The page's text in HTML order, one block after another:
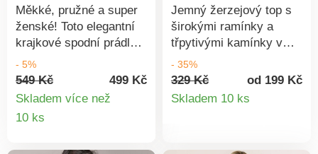
Měkké, pružné a super
ženské! Toto elegantní
krajkové spodní prádlo
rozmazluje a hladí
pokožku. Skvělý pocit
při nošení!
- 5%
549 Kč
499 Kč
Skladem více než
10 ks
Jemný žerzejový top s
širokými ramínky a
třpytivými kamínky v
dekoltu - velmi slušivý a
slavnostní.
- 35%
329 Kč
od 199 Kč
Skladem 10 ks